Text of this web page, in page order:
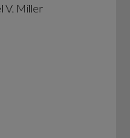
V. Miller